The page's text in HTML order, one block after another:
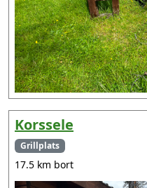
Korssele
Grillplats
17.5 km bort